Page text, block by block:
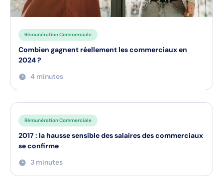
Rémunération Commerciale
Combien gagnent réellement les commerciaux en
2024 ?
4 minutes
Rémunération Commerciale
2017 : la hausse sensible des salaires des commerciaux
se confirme
3 minutes